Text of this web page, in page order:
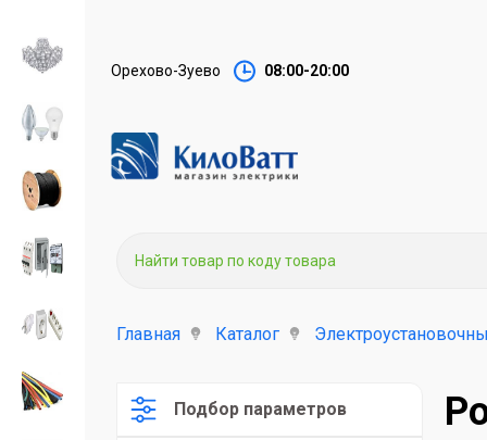
Орехово-Зуево 08:00-20:00
Главная Каталог
Подбор параметров